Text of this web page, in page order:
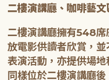
二樓演講廳、咖啡藝文
二樓演講廳擁有548
放電影供讀者欣賞，
表演活動，亦提供場
同樣位於二樓演講廳